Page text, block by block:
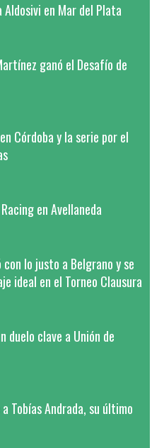
Aldosivi en Mar del Plata
ganó el Desafío de
Córdoba y la serie por el
en Avellaneda
con lo justo a Belgrano y se
ideal en el Torneo Clausura
duelo clave a Unión de
Tobías Andrada, su último